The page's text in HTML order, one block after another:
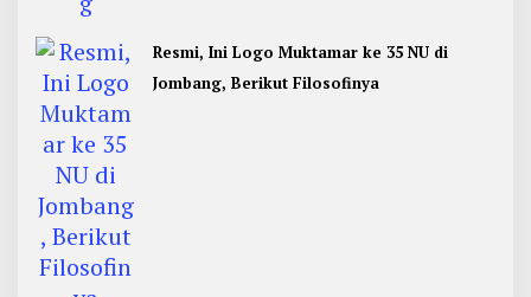
Resmi, Ini Logo Muktamar ke 35 NU di
Jombang, Berikut Filosofinya